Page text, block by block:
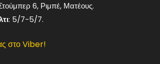
6, Ριμπέ, Ματέους.
: 5/7-5/7.
στο Viber!